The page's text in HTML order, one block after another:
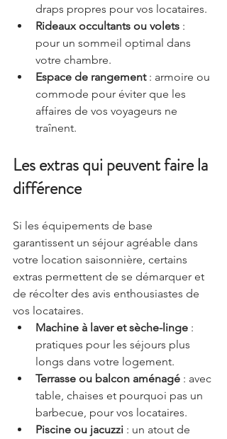
draps propres pour vos locataires.
Rideaux occultants ou volets :
pour un sommeil optimal dans
votre chambre.
Espace de rangement : armoire ou
commode pour éviter que les
affaires de vos voyageurs ne
traînent.
Les extras qui peuvent faire la
différence
Si les équipements de base
garantissent un séjour agréable dans
votre location saisonnière, certains
extras permettent de se démarquer et
de récolter des avis enthousiastes de
vos locataires.
Machine à laver et sèche-linge :
pratiques pour les séjours plus
longs dans votre logement.
Terrasse ou balcon aménagé : avec
table, chaises et pourquoi pas un
barbecue, pour vos locataires.
Piscine ou jacuzzi : un atout de